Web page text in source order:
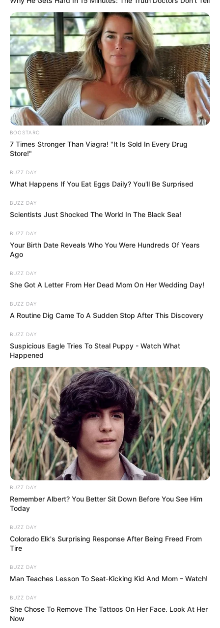
BOOSTARO
7 Times Stronger Than Viagra! "It Is Sold In Every Drug
Store!"
BUZZ DAY
What Happens If You Eat Eggs Daily? You'll Be Surprised
BUZZ DAY
Scientists Just Shocked The World In The Black Sea!
BUZZ DAY
Your Birth Date Reveals Who You Were Hundreds Of Years
Ago
BUZZ DAY
She Got A Letter From Her Dead Mom On Her Wedding Day!
BUZZ DAY
A Routine Dig Came To A Sudden Stop After This Discovery
BUZZ DAY
Suspicious Eagle Tries To Steal Puppy - Watch What
Happened
BUZZ DAY
Remember Albert? You Better Sit Down Before You See Him
Today
BUZZ DAY
Colorado Elk's Surprising Response After Being Freed From
Tire
BUZZ DAY
Man Teaches Lesson To Seat-Kicking Kid And Mom – Watch!
BUZZ DAY
She Chose To Remove The Tattoos On Her Face. Look At Her
Now